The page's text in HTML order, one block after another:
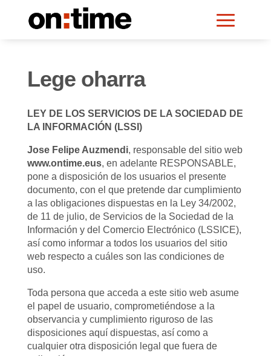
Lege oharra
LEY DE LOS SERVICIOS DE LA SOCIEDAD DE
LA INFORMACIÓN (LSSI)
Jose Felipe Auzmendi, responsable del sitio web
www.ontime.eus, en adelante RESPONSABLE,
pone a disposición de los usuarios el presente
documento, con el que pretende dar cumplimiento
a las obligaciones dispuestas en la Ley 34/2002,
de 11 de julio, de Servicios de la Sociedad de la
Información y del Comercio Electrónico (LSSICE),
así como informar a todos los usuarios del sitio
web respecto a cuáles son las condiciones de
uso.
Toda persona que acceda a este sitio web asume
el papel de usuario, comprometiéndose a la
observancia y cumplimiento riguroso de las
disposiciones aquí dispuestas, así como a
cualquier otra disposición legal que fuera de